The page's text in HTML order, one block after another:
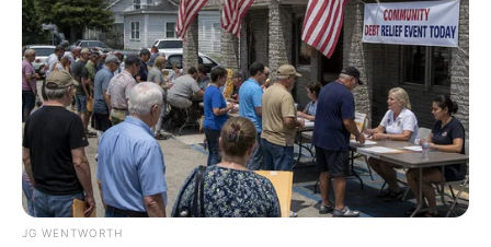
ลอตเตอรี่ หวย เลขดัง เลขนำโชค
เลขพารวย
เลขเด็ด
นักเขียน
อิสฺวาสุ
เชื่อในสิ่งที่เฮ็ด เฮ็ดในสิ่งที่เชื่อ
JG WENTWORTH